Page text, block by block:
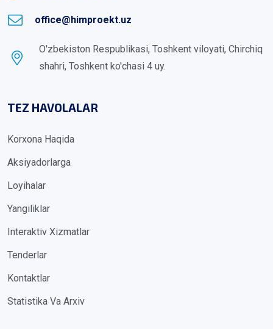
office@himproekt.uz
O'zbekiston Respublikasi, Toshkent viloyati, Chirchiq
shahri, Toshkent ko'chasi 4 uy.
TEZ HAVOLALAR
Korxona Haqida
Aksiyadorlarga
Loyihalar
Yangiliklar
Interaktiv Xizmatlar
Tenderlar
Kontaktlar
Statistika Va Arxiv